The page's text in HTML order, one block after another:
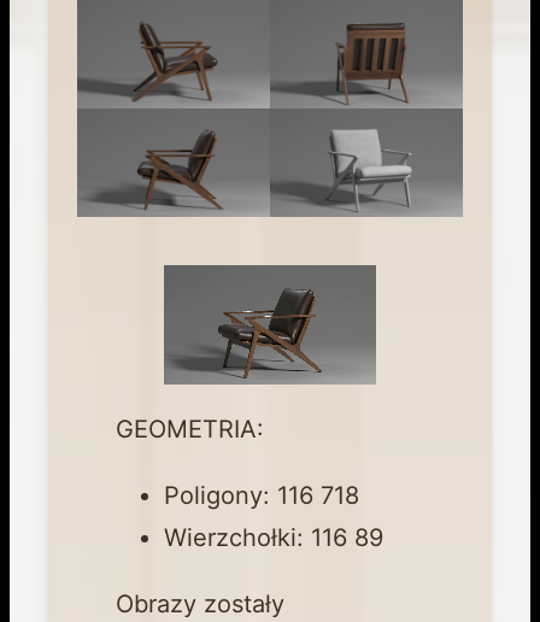
GEOMETRIA:
Poligony: 116 718
Wierzchołki: 116 89
Obrazy zostały